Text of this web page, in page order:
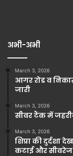
अभी-अभी
March 3, 2026
आगर रोड व
जारी
March 3, 2026
सीवर टैंक में
March 3, 2026
शिप्रा की दुर्दशा
कटाई और सीवरेज